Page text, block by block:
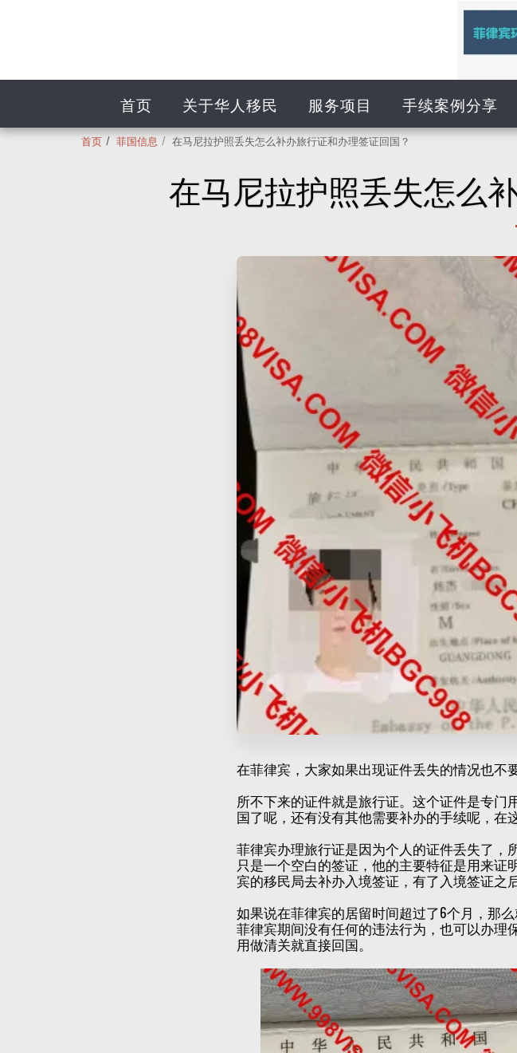
首页 关于华人移民 服务项目 手续案例分享
首页 菲国信息 在马尼拉护照丢失怎么补办旅行证和办理签证回国？
在马尼拉护照丢失怎么
在菲律宾，大家如果出现证件丢失的情况也不
所不下来的证件就是旅行证。这个证件是专
国了呢，还有没有其他需要补办的手续呢，在
菲律宾办理旅行证是因为个人的证件丢失了
只是一个空白的签证，他的主要特征是用来
宾的移民局去补办入境签证，有了入境签证之
如果说在菲律宾的居留时间超过了6个月，那
菲律宾期间没有任何的违法行为，也可以办
用做清关就直接回国。